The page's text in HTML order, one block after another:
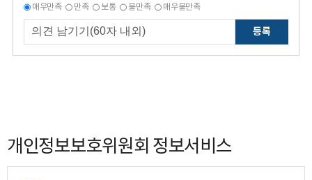
매우만족 만족 보통 불만족 매우불만족
등록
개인정보보호위원회 정보서비스